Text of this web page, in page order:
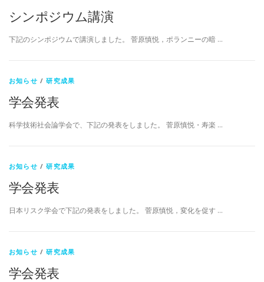
シンポジウム講演
下記のシンポジウムで講演しました。 菅原慎悦，ポランニーの暗 …
お知らせ /研究成果
学会発表
科学技術社会論学会で、下記の発表をしました。 菅原慎悦・寿楽 …
お知らせ /研究成果
学会発表
日本リスク学会で下記の発表をしました。 菅原慎悦，変化を促す …
お知らせ /研究成果
学会発表